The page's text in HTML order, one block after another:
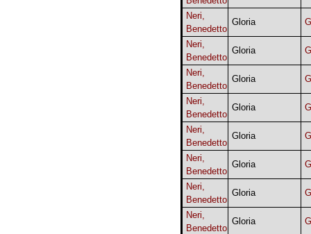
Neri,
Benedetto
Gloria
Neri,
Benedetto
Gloria
Neri,
Benedetto
Gloria
Neri,
Benedetto
Gloria
Neri,
Benedetto
Gloria
Neri,
Benedetto
Gloria
Neri,
Benedetto
Gloria
Neri,
Benedetto
Gloria